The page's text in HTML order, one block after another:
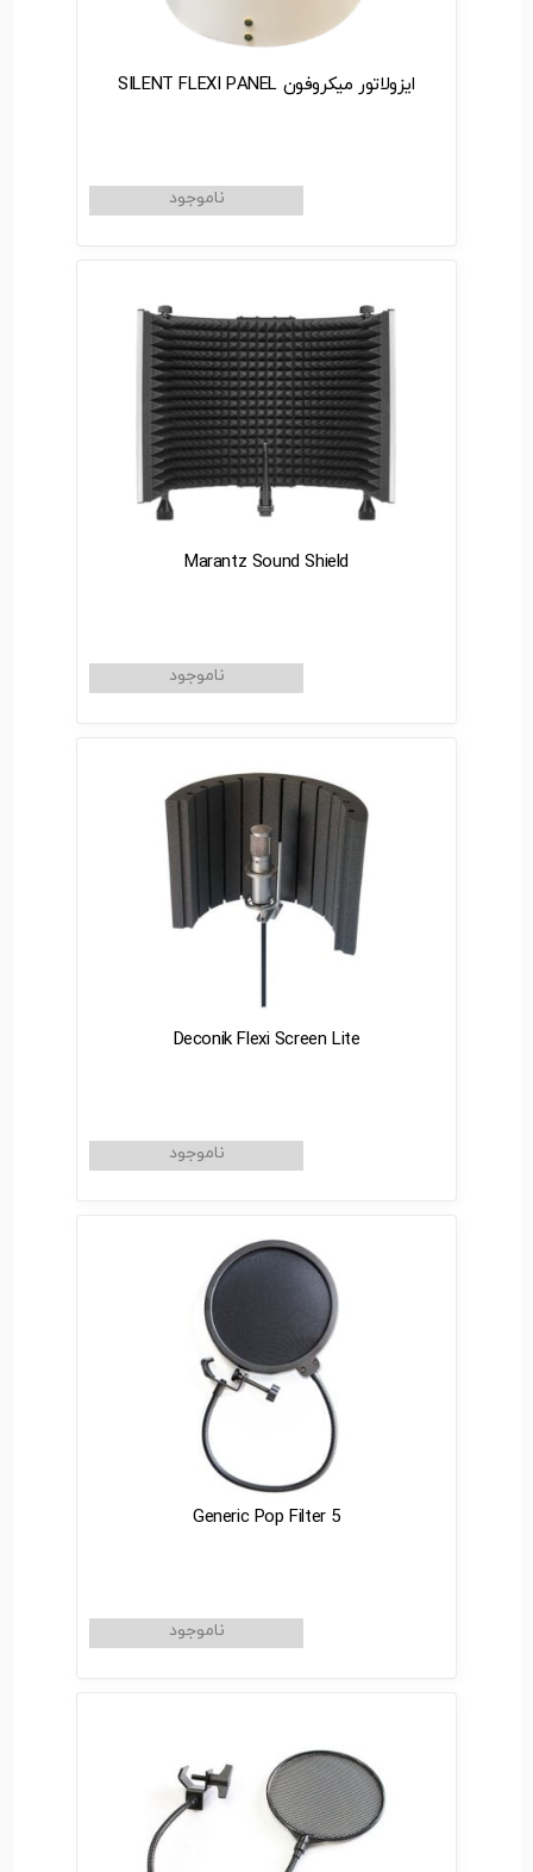
ایزولاتور میکروفون SILENT FLEXI PANEL
Marantz Sound Shield
Deconik Flexi Screen Lite
Generic Pop Filter 5